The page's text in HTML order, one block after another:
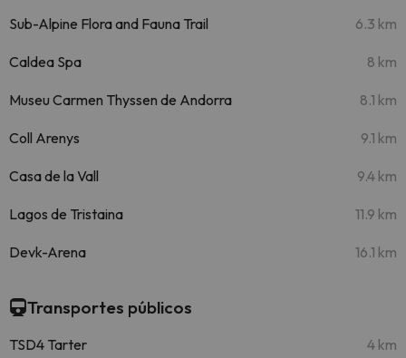
Sub-Alpine Flora and Fauna Trail 6.3 km
Caldea Spa 8 km
Museu Carmen Thyssen de Andorra 8.1 km
Coll Arenys 9.1 km
Casa de la Vall 9.4 km
Lagos de Tristaina 11.9 km
Devk-Arena 16.1 km
Transportes públicos
TSD4 Tarter 4 km